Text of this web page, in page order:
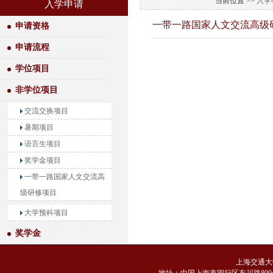
入学申请
申请资格
申请流程
学位项目
非学位项目
交流交换项目
暑期项目
语言生项目
奖学金项目
一带一路国家人文交流高
级研修项目
大学预科项目
奖学金
一带一路国家人文交流高级
上海交通